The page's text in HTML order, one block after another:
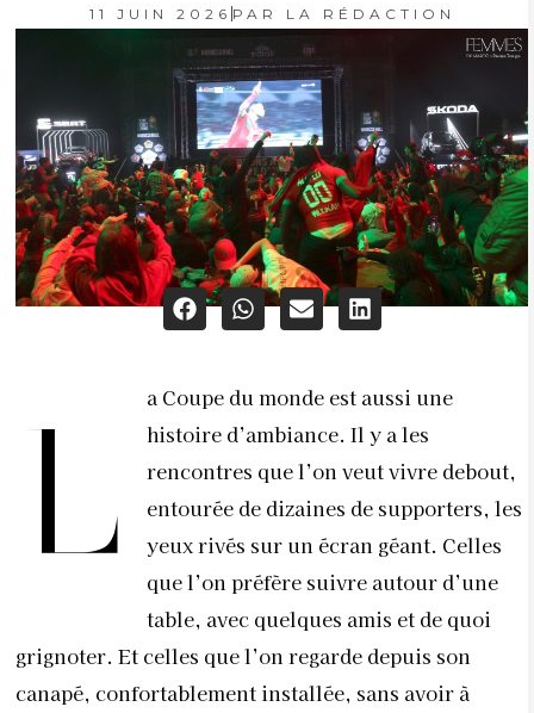
11 JUIN 2026 PAR LA RÉDACTION
L
a Coupe du monde est aussi une
histoire d’ambiance. Il y a les
rencontres que l’on veut vivre debout,
entourée de dizaines de supporters, les
yeux rivés sur un écran géant. Celles
que l’on préfère suivre autour d’une
table, avec quelques amis et de quoi
grignoter. Et celles que l’on regarde depuis son
canapé, confortablement installée, sans avoir à